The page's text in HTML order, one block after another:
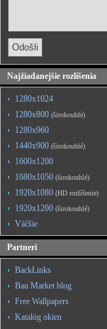
Najžiadanejšie rozlíšenia
1280x1024
1280x800 (širokouhlé)
1280x960
1440x900 (širokouhlé)
1600x1200
1680x1050 (širokouhlé)
1920x1080 (HD rozlíšenie)
1920x1200 (širokouhlé)
Väčšie
Partneri
BackLinks
Bau Market blog
Free Wallpapers
Katalóg okien